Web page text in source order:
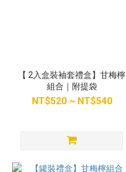
【 2入盒裝袖套禮盒】甘梅檸
組合｜附提袋
NT$520 ~ NT$540